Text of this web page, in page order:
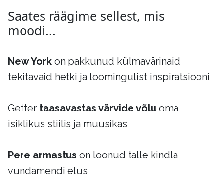
Saates räägime sellest, mis
moodi...
New York on pakkunud külmavärinaid
tekitavaid hetki ja loomingulist inspiratsiooni
Getter taasavastas värvide võlu oma
isiklikus stiilis ja muusikas
Pere armastus on loonud talle kindla
vundamendi elus